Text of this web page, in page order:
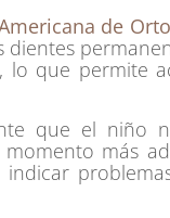
de
dientes
que permite
que el niño
más